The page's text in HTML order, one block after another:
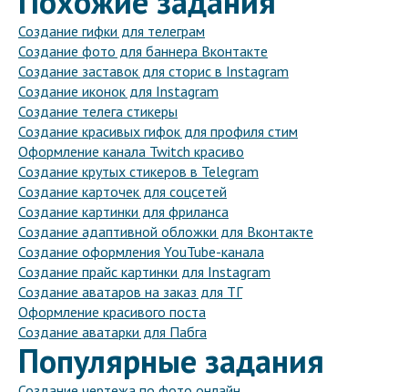
Создание гифки для телеграм
Создание фото для баннера Вконтакте
Создание заставок для сторис в Instagram
Создание иконок для Instagram
Создание телега стикеры
Создание красивых гифок для профиля стим
Оформление канала Twitch красиво
Создание крутых стикеров в Telegram
Создание карточек для соцсетей
Создание картинки для фриланса
Создание адаптивной обложки для Вконтакте
Создание оформления YouTube-канала
Создание прайс картинки для Instagram
Создание аватаров на заказ для ТГ
Оформление красивого поста
Создание аватарки для Пабга
Популярные задания